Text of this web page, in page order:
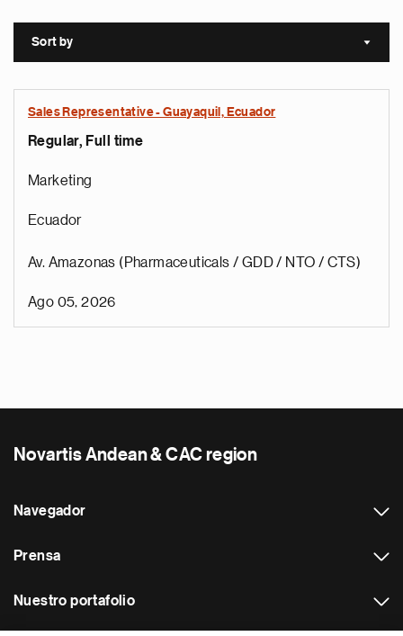
Sort by Sort
Sales Representative - Guayaquil, Ecuador
Regular, Full time
Marketing
Ecuador
Av. Amazonas (Pharmaceuticals / GDD / NTO / CTS)
Ago 05, 2026
Novartis Andean & CAC region
Navegador
Prensa
Nuestro portafolio